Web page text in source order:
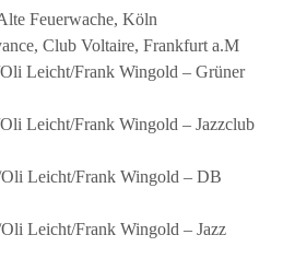
Feuerwache, Köln
Club Voltaire, Frankfurt a.M
Leicht/Frank Wingold – Grüner
Leicht/Frank Wingold – Jazzclub
Leicht/Frank Wingold – DB
Leicht/Frank Wingold – Jazz